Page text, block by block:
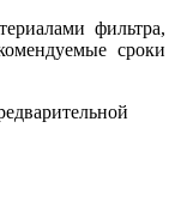
фильтра,
сроки